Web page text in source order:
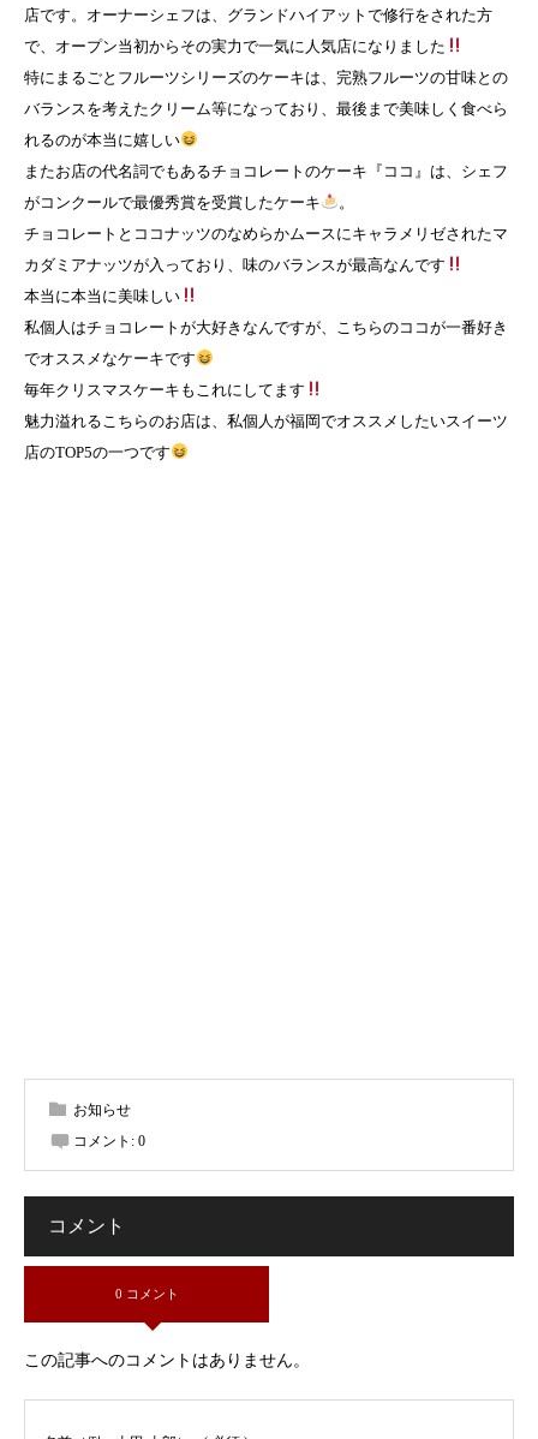
店です。オーナーシェフは、グランドハイアットで修行をされた方
で、オープン当初からその実力で一気に人気店になりました
特にまるごとフルーツシリーズのケーキは、完熟フルーツの甘味との
バランスを考えたクリーム等になっており、最後まで美味しく食べら
れるのが本当に嬉しい
またお店の代名詞でもあるチョコレートのケーキ『ココ』は、シェフ
がコンクールで最優秀賞を受賞したケーキ
。
チョコレートとココナッツのなめらかムースにキャラメリゼされたマ
カダミアナッツが入っており、味のバランスが最高なんです
本当に本当に美味しい
私個人はチョコレートが大好きなんですが、こちらのココが一番好き
でオススメなケーキです
毎年クリスマスケーキもこれにしてます
魅力溢れるこちらのお店は、私個人が福岡でオススメしたいスイーツ
店のTOP5の一つです
お知らせ
コメント: 0
コメント
0 コメント
この記事へのコメントはありません。